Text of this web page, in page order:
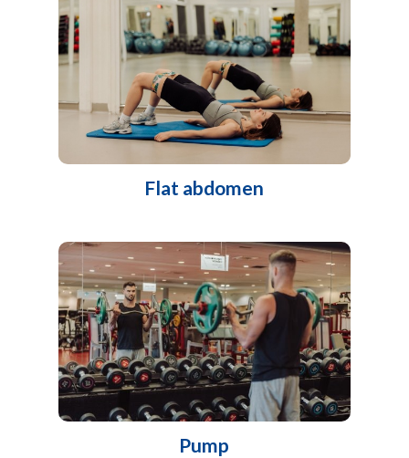
Flat abdomen
Pump